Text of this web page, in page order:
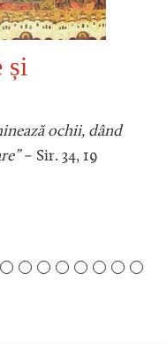
și
ochii, dând
– Sir. 34, 19